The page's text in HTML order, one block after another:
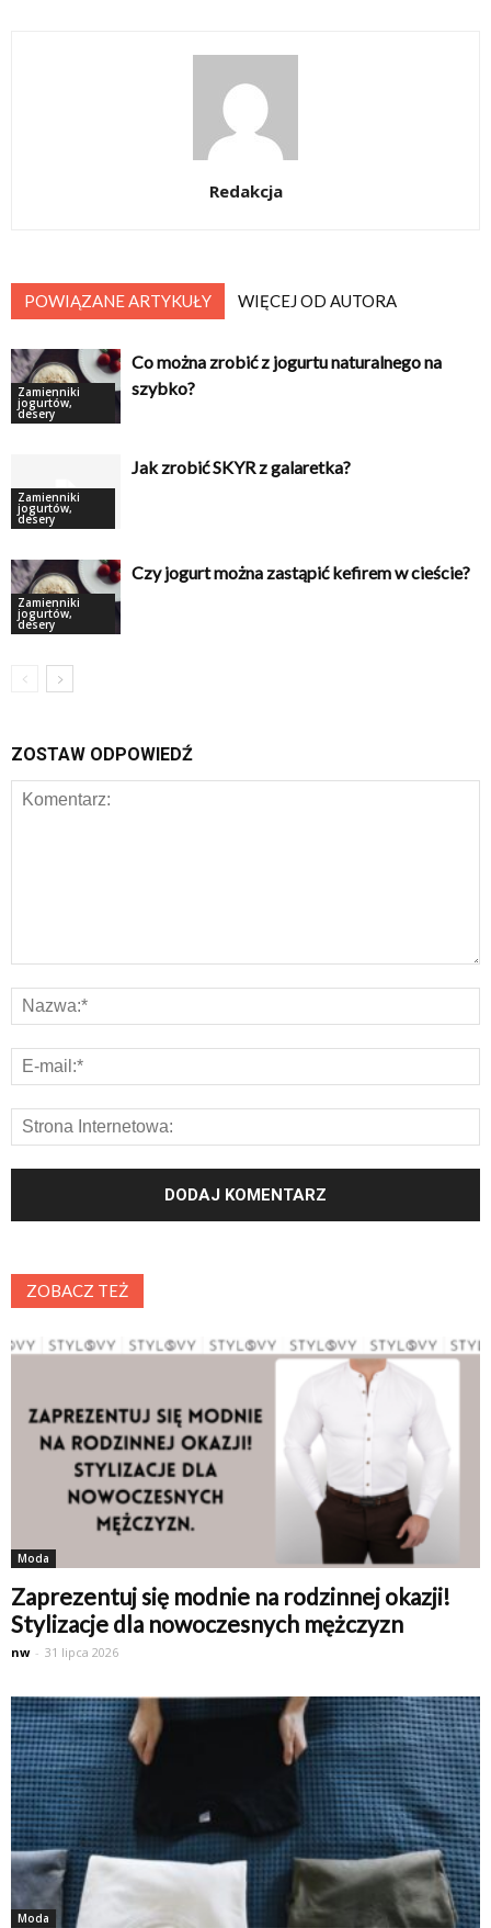
Redakcja
POWIĄZANE ARTYKUŁY WIĘCEJ OD AUTORA
Zamienniki
jogurtów,
desery
Co można zrobić z jogurtu naturalnego na
szybko?
Zamienniki
jogurtów,
desery
Jak zrobić SKYR z galaretka?
Zamienniki
jogurtów,
desery
Czy jogurt można zastąpić kefirem w cieście?
ZOSTAW ODPOWIEDŹ
ZOBACZ TEŻ
Moda
Zaprezentuj się modnie na rodzinnej okazji!
Stylizacje dla nowoczesnych mężczyzn
nw - 31 lipca 2026
Moda